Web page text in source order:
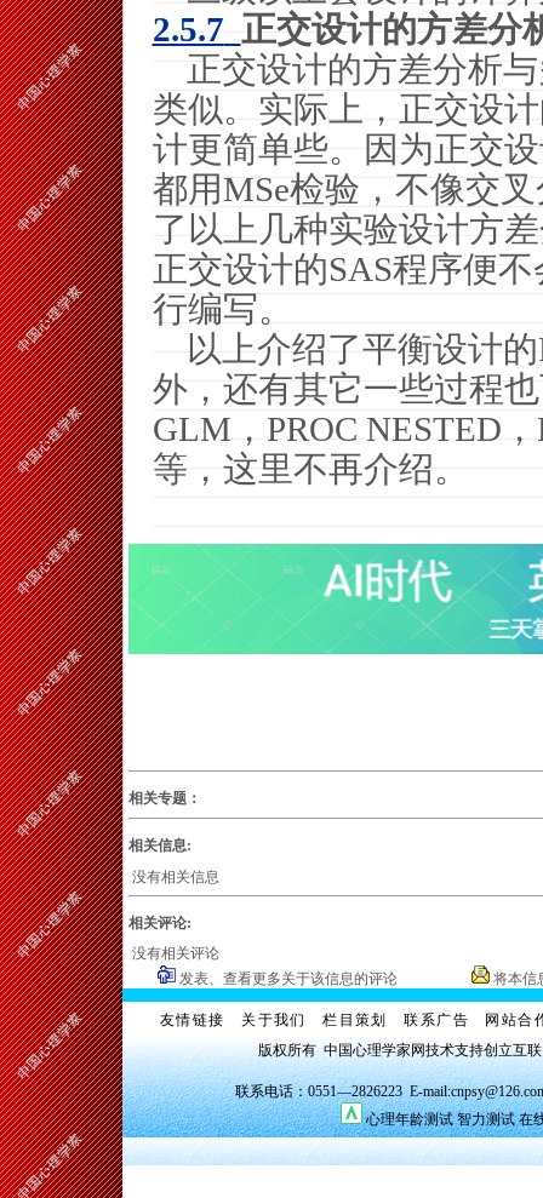
2.5.7 正交设计的方差分
正交设计的方差分析
类似。实际上，正交设
计更简单些。因为正交
都用MSe检验，不像交
了以上几种实验设计方
正交设计的SAS程序便
行编写。
以上介绍了平衡设计的
外，还有其它一些过程
GLM ， PROC NESTED ，
等，这里不再介绍。
相关专题：
相关信息:
没有相关信息
相关评论:
没有相关评论
发表、查看更多关于该信息的评论
将本信
友情链接 关于我们 栏目策划 联系广告
网站合
版权所有 中国心理学家网技术支持创立互
联系电话：0551—2826223 E-
心理年龄测试 智力测试 在